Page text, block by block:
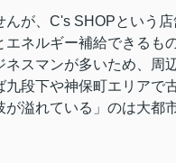
が、C's SHOPという
エネルギー補給できるも
スマンが多いため、周
段下や神保町エリアで
溢れている」のは大都